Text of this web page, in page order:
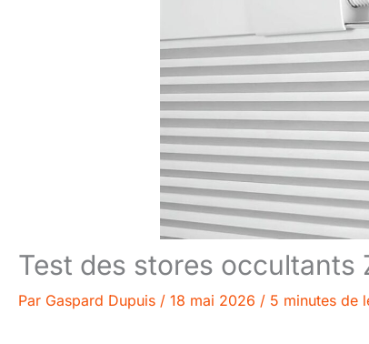
Test des stores occultants
Par Gaspard Dupuis / 18 mai 2026 / 5 minutes de